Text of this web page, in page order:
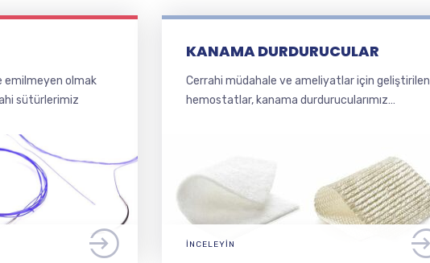
emilmeyen olmak
sütürlerimiz
KANAMA DURDURUCULAR
Cerrahi müdahale ve ameliyatlar için geliştirilen
hemostatlar, kanama durdurucularımız…
İNCELEYIN